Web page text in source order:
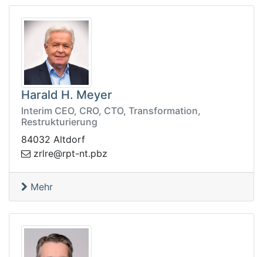
Harald H. Meyer
Interim CEO, CRO, CTO, Transformation,
Restrukturierung
84032 Altdorf
z
bp.tn-tpr@erlrz
Mehr